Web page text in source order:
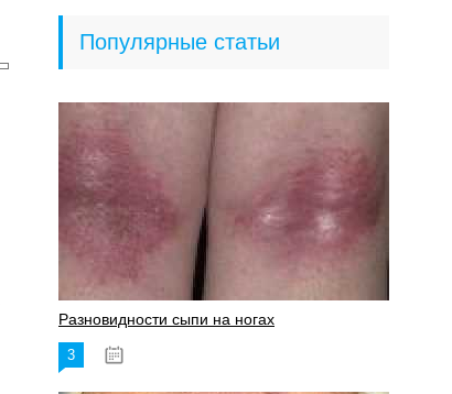
Популярные статьи
Разновидности сыпи на ногах
3